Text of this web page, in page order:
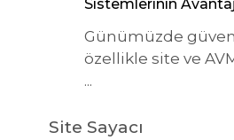
Sistemlerinin
Günümüzde
özellikle site ve
...
Site Sayacı